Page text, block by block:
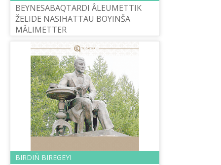
BEYNESABAQTARDI ÂLEUMETTІK
ŽELІDE NASIHATTAU BOYINŠA
MÂLІMETTER
BІRDІÑ BІREGEYІ